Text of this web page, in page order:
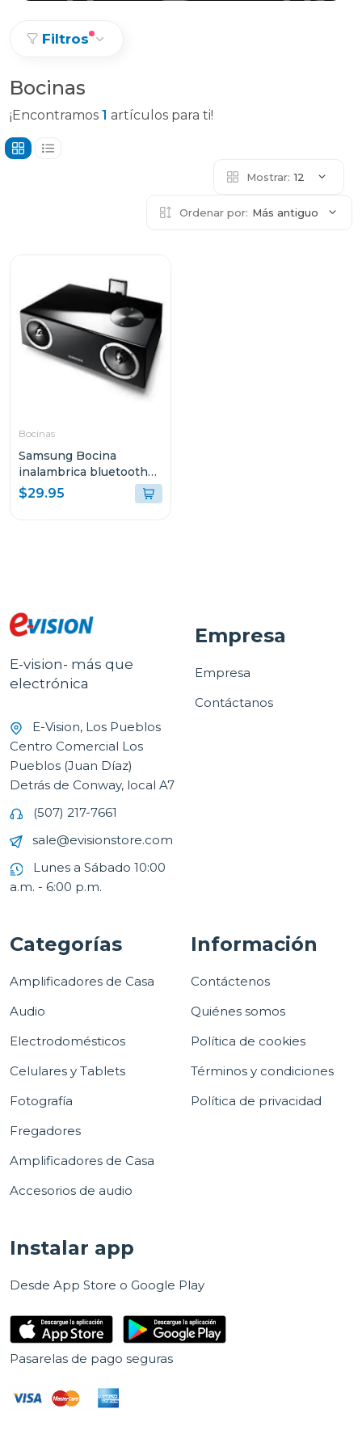
Filtros
Bocinas
¡Encontramos 1 artículos para ti!
Mostrar: 12
Ordenar por: Más antiguo
Bocinas
Samsung Bocina
inalambrica bluetooth
con acoplamiento
dae570
$29.95
E-vision- más que
electrónica
E-Vision, Los Pueblos
Centro Comercial Los
Pueblos (Juan Díaz)
Detrás de Conway, local A7
(507) 217-7661
sale@evisionstore.com
Lunes a Sábado 10:00
a.m. - 6:00 p.m.
Empresa
Empresa
Contáctanos
Categorías
Amplificadores de Casa
Audio
Electrodomésticos
Celulares y Tablets
Fotografía
Fregadores
Amplificadores de Casa
Accesorios de audio
Información
Contáctenos
Quiénes somos
Política de cookies
Términos y condiciones
Política de privacidad
Instalar app
Desde App Store o Google Play
Pasarelas de pago seguras